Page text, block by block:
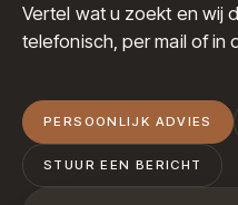
Vertel wat u zoekt en wij
telefonisch, per mail of in
PERSOONLIJK ADVIES
STUUR EEN BERICHT